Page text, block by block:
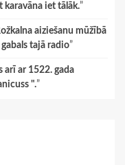
karavāna iet tālāk.”
aiziešanu mūžībā
tajā radio”
arī ar 1522. gada
".”